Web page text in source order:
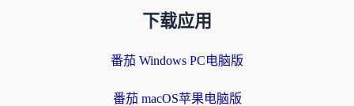
下载应用
番茄 Windows PC电脑版
番茄 macOS苹果电脑版